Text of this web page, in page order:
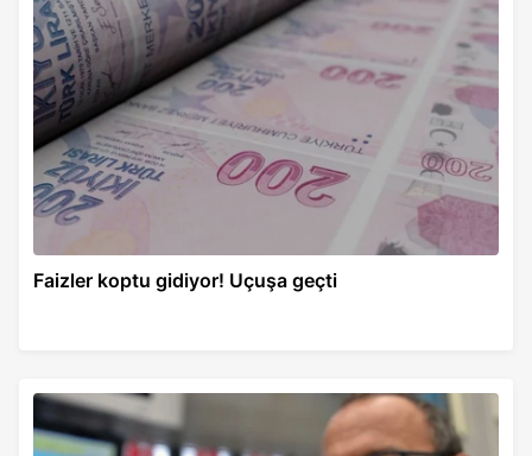
Faizler koptu gidiyor! Uçuşa geçti